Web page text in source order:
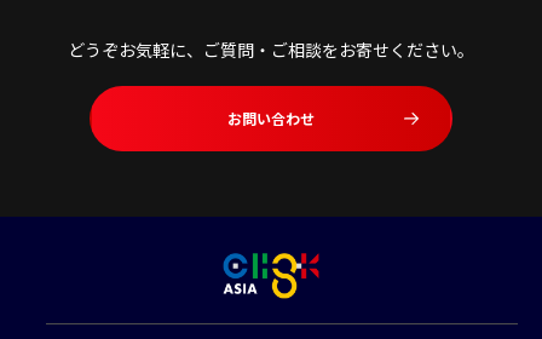
どうぞお気軽に、ご質問・ご相談をお寄せください。
お問い合わせ